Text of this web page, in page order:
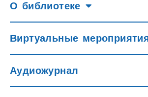
О библиотеке
Виртуальные
Аудиожурнал